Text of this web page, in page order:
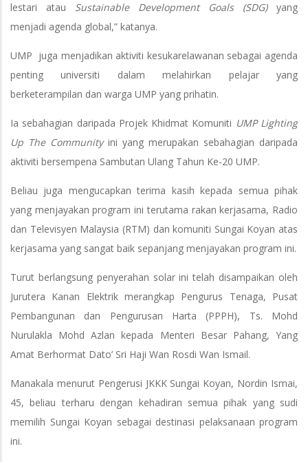
lestari atau Sustainable Development Goals (SDG)yang
menjadi agenda global,” katanya.
UMP juga menjadikan aktiviti kesukarelawanan sebagai agenda
penting universiti dalam melahirkan pelajar yang
berketerampilan dan warga UMP yang prihatin.
Ia sebahagian daripada Projek Khidmat Komuniti UMP Lighting
Up The Communityini yang merupakan sebahagian daripada
aktiviti bersempena Sambutan Ulang Tahun Ke-20 UMP.
Beliau juga mengucapkan terima kasih kepada semua pihak
yang menjayakan program ini terutama rakan kerjasama, Radio
dan Televisyen Malaysia (RTM) dan komuniti Sungai Koyan atas
kerjasama yang sangat baik sepanjang menjayakan program ini.
Turut berlangsung penyerahan solar ini telah disampaikan oleh
Jurutera Kanan Elektrik merangkap Pengurus Tenaga, Pusat
Pembangunan dan Pengurusan Harta (PPPH), Ts. Mohd
Nurulakla Mohd Azlan kepada Menteri Besar Pahang, Yang
Amat Berhormat Dato’ Sri Haji Wan Rosdi Wan Ismail.
Manakala menurut Pengerusi JKKK Sungai Koyan, Nordin Ismai,
45, beliau terharu dengan kehadiran semua pihak yang sudi
memilih Sungai Koyan sebagai destinasi pelaksanaan program
ini.